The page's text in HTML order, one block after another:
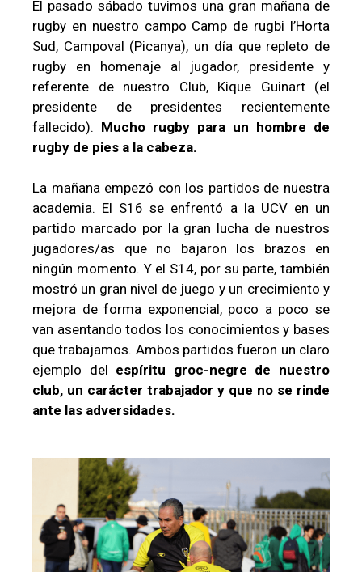
El pasado sábado tuvimos una gran mañana de
rugby en nuestro campo Camp de rugbi l’Horta
Sud, Campoval (Picanya), un día que repleto de
rugby en homenaje al jugador, presidente y
referente de nuestro Club, Kique Guinart (el
presidente de presidentes recientemente
fallecido). Mucho rugby para un hombre de
rugby de pies a la cabeza.
La mañana empezó con los partidos de nuestra
academia. El S16 se enfrentó a la UCV en un
partido marcado por la gran lucha de nuestros
jugadores/as que no bajaron los brazos en
ningún momento. Y el S14, por su parte, también
mostró un gran nivel de juego y un crecimiento y
mejora de forma exponencial, poco a poco se
van asentando todos los conocimientos y bases
que trabajamos. Ambos partidos fueron un claro
ejemplo del espíritu groc-negre de nuestro
club, un carácter trabajador y que no se rinde
ante las adversidades.